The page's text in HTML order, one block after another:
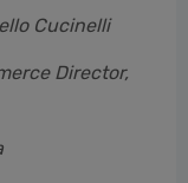
Cucinelli
Director,